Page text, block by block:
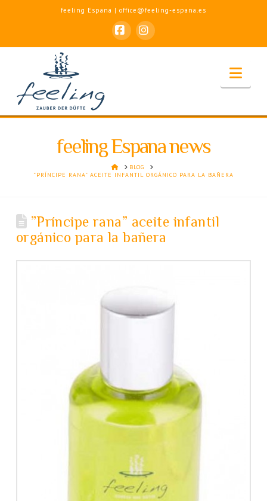
feeling Espana | office@feeling-espana.es
FacebookInstagram
feeling Espana news
HOMEBLOG
”PRÍNCIPE RANA” ACEITE INFANTIL ORGÁNICO PARA LA BAÑERA
”Príncipe rana” aceite infantil
orgánico para la bañera